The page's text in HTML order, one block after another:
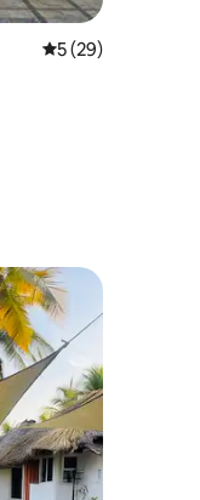
Gemiddelde
5 (29)